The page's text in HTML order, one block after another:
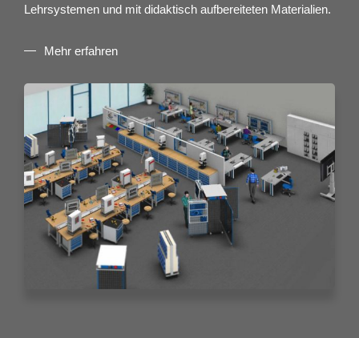
Lehrsystemen und mit didaktisch aufbereiteten Materialien.
Mehr erfahren